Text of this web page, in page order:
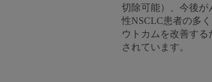
切除可能）、今後が
性NSCLC患者の多
ウトカムを改善す
されています。